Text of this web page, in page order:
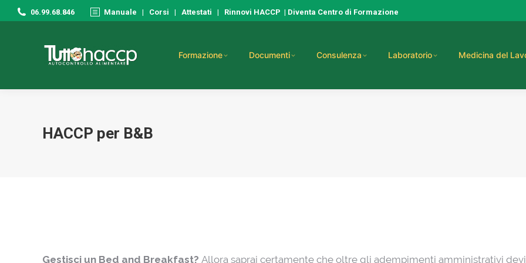
06.99.68.846 Manuale | Corsi | Attestati | Rinnovi HACCP | Diventa Centro di Formazione
Formazione Documenti Consulenza Laboratorio Medicina del
HACCP per B&B
Gestisci un Bed and Breakfast? Allora saprai certamente che oltre gli adempimenti amministrativi devi